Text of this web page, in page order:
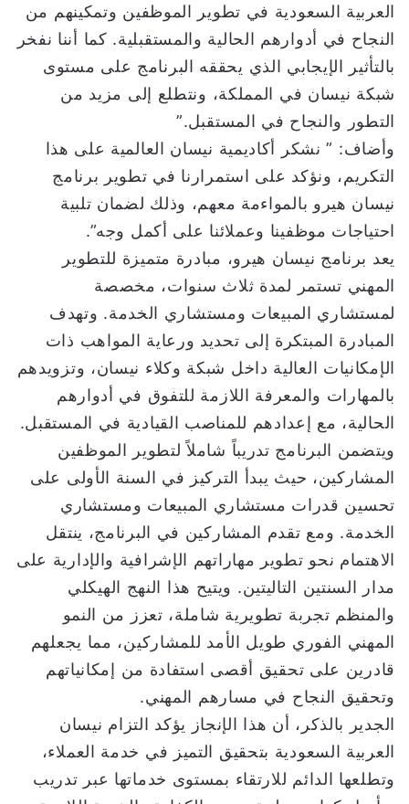
العربية السعودية في تطوير الموظفين وتمكينهم من
النجاح في أدوارهم الحالية والمستقبلية. كما أننا نفخر
بالتأثير الإيجابي الذي يحققه البرنامج على مستوى
شبكة نيسان في المملكة، ونتطلع إلى مزيد من
التطور والنجاح في المستقبل.”
وأضاف: ” نشكر أكاديمية نيسان العالمية على هذا
التكريم، ونؤكد على استمرارنا في تطوير برنامج
نيسان هيرو بالمواءمة معهم، وذلك لضمان تلبية
احتياجات موظفينا وعملائنا على أكمل وجه”.
يعد برنامج نيسان هيرو، مبادرة متميزة للتطوير
المهني تستمر لمدة ثلاث سنوات، مخصصة
لمستشاري المبيعات ومستشاري الخدمة. وتهدف
المبادرة المبتكرة إلى تحديد ورعاية المواهب ذات
الإمكانيات العالية داخل شبكة وكلاء نيسان، وتزويدهم
بالمهارات والمعرفة اللازمة للتفوق في أدوارهم
الحالية، مع إعدادهم للمناصب القيادية في المستقبل.
ويتضمن البرنامج تدريباً شاملاً لتطوير الموظفين
المشاركين، حيث يبدأ التركيز في السنة الأولى على
تحسين قدرات مستشاري المبيعات ومستشاري
الخدمة. ومع تقدم المشاركين في البرنامج، ينتقل
الاهتمام نحو تطوير مهاراتهم الإشرافية والإدارية على
مدار السنتين التاليتين. ويتيح هذا النهج الهيكلي
والمنظم تجربة تطويرية شاملة، تعزز من النمو
المهني الفوري طويل الأمد للمشاركين، مما يجعلهم
قادرين على تحقيق أقصى استفادة من إمكانياتهم
وتحقيق النجاح في مسارهم المهني.
الجدير بالذكر، أن هذا الإنجاز يؤكد التزام نيسان
العربية السعودية بتحقيق التميز في خدمة العملاء،
وتطلعها الدائم للارتقاء بمستوى خدماتها عبر تدريب